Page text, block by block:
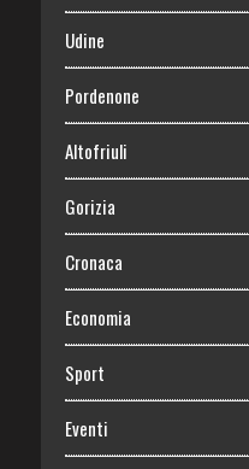
Udine
Pordenone
Altofriuli
Gorizia
Cronaca
Economia
Sport
Eventi